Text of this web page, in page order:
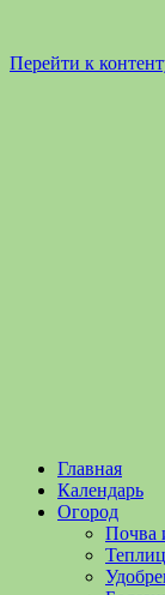
Перейти к
Садоводство
Огородничество
Садоводство
огородничество
полезные
Главная
Календарь
Огород
Почва